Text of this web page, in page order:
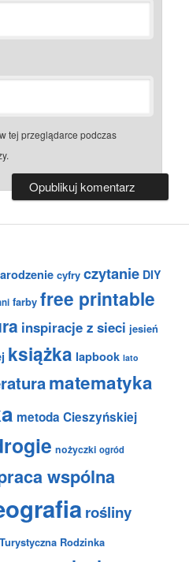
tej przeglądarce podczas
cyfry czytanie DIY
farby free printable
inspiracje z sieci jesień
książka lapbook lato
matematyka
metoda Cieszyńskiej
nożyczki ogród
wspólna
rośliny
Turystyczna Rodzinka